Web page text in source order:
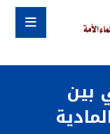
بين